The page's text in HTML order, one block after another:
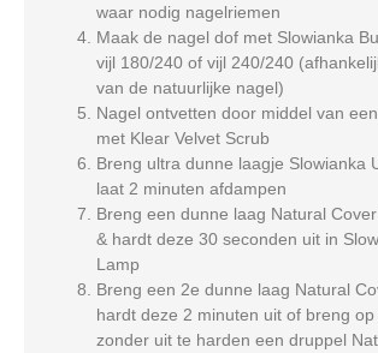
waar nodig nagelriemen
Maak de nagel dof met Slowianka
vijl 180/240 of vijl 240/240
van de natuurlijke nagel)
Nagel ontvetten door middel van
met Klear Velvet Scrub
Breng ultra dunne laagje Slowianka
laat 2 minuten afdampen
Breng een dunne laag Natural
& hardt deze 30 seconden uit in
Lamp
Breng een 2e dunne laag Natural
hardt deze 2 minuten uit of breng op
zonder uit te harden een druppel